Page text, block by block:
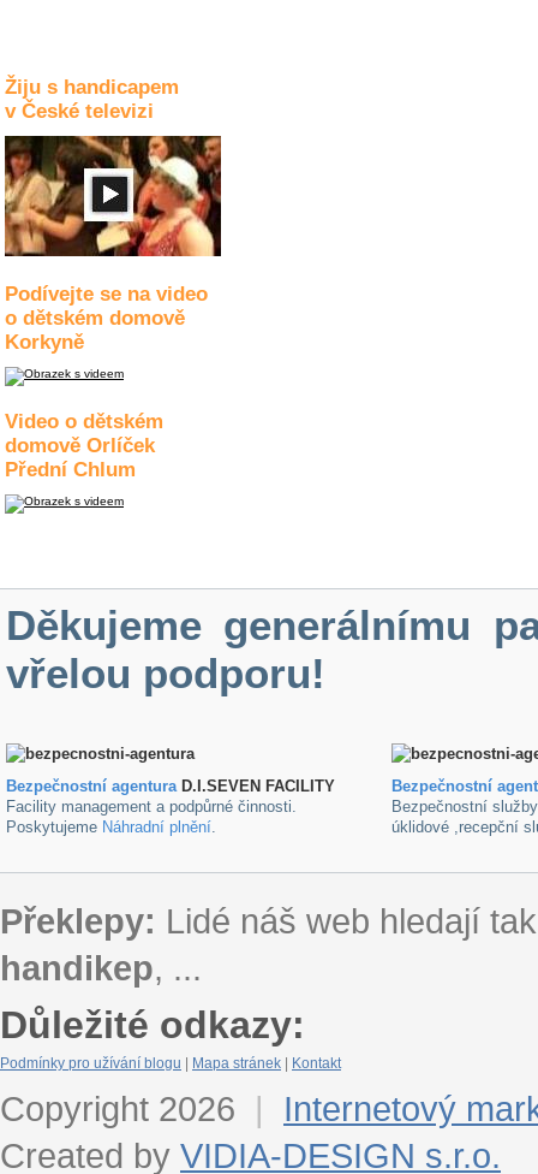
Žiju s handicapem
v České televizi
Podívejte se na video
o dětském domově
Korkyně
Video o dětském
domově Orlíček
Přední Chlum
Děkujeme generálnímu
vřelou podporu!
Bezpečnostní agenturaD.I.SEVEN FACILITY
Facility management a podpůrné činnosti.
Poskytujeme Náhradní plnění.
Bezpečnostní
Bezpečnostní
úklidové ,recepční
Překlepy: Lidé náš web hledají
handikep, ...
Důležité odkazy:
Podmínky pro užívání blogu Mapa stránek Kontakt
Copyright 2026 |
Internetový
Created by VIDIA-DESIGN s.r.o.